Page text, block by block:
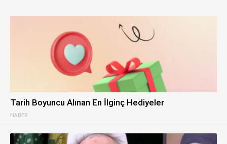
HABER
Tarih Boyuncu Alınan En İlginç Hediyeler